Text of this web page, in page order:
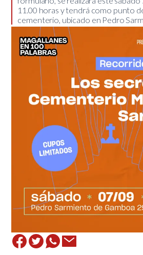
11.00 horas y tendrá como punto
cementerio, ubicado en Pedro